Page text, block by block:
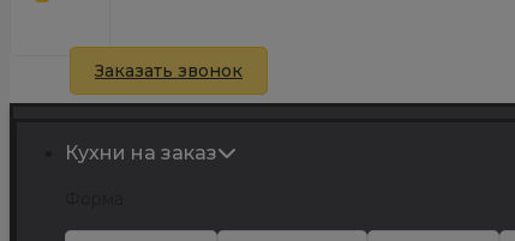
Заказать звонок
Кухни на заказ